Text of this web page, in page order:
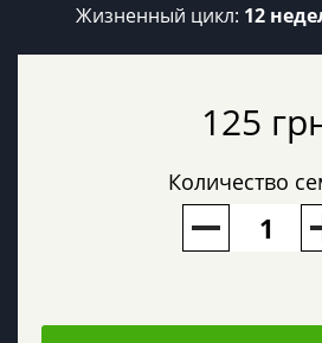
Жизненный цикл: 12
125
Количество